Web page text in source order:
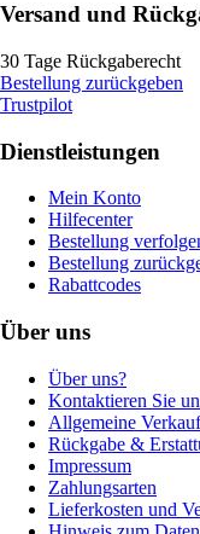
Versand und
30 Tage Rückgaberecht
Bestellung zurückgeben
Trustpilot
Dienstleistungen
Mein Konto
Hilfecenter
Bestellung
Bestellung
Rabattcodes
Über uns
Über uns?
Kontaktieren Sie
Allgemeine
Rückgabe &
Impressum
Zahlungsarten
Lieferkosten und